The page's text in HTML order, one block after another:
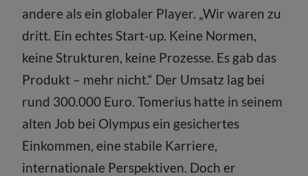
andere als ein globaler Player. „Wir waren zu
dritt. Ein echtes Start-up. Keine Normen,
keine Strukturen, keine Prozesse. Es gab das
Produkt – mehr nicht.“ Der Umsatz lag bei
rund 300.000 Euro. Tomerius hatte in seinem
alten Job bei Olympus ein gesichertes
Einkommen, eine stabile Karriere,
internationale Perspektiven. Doch er